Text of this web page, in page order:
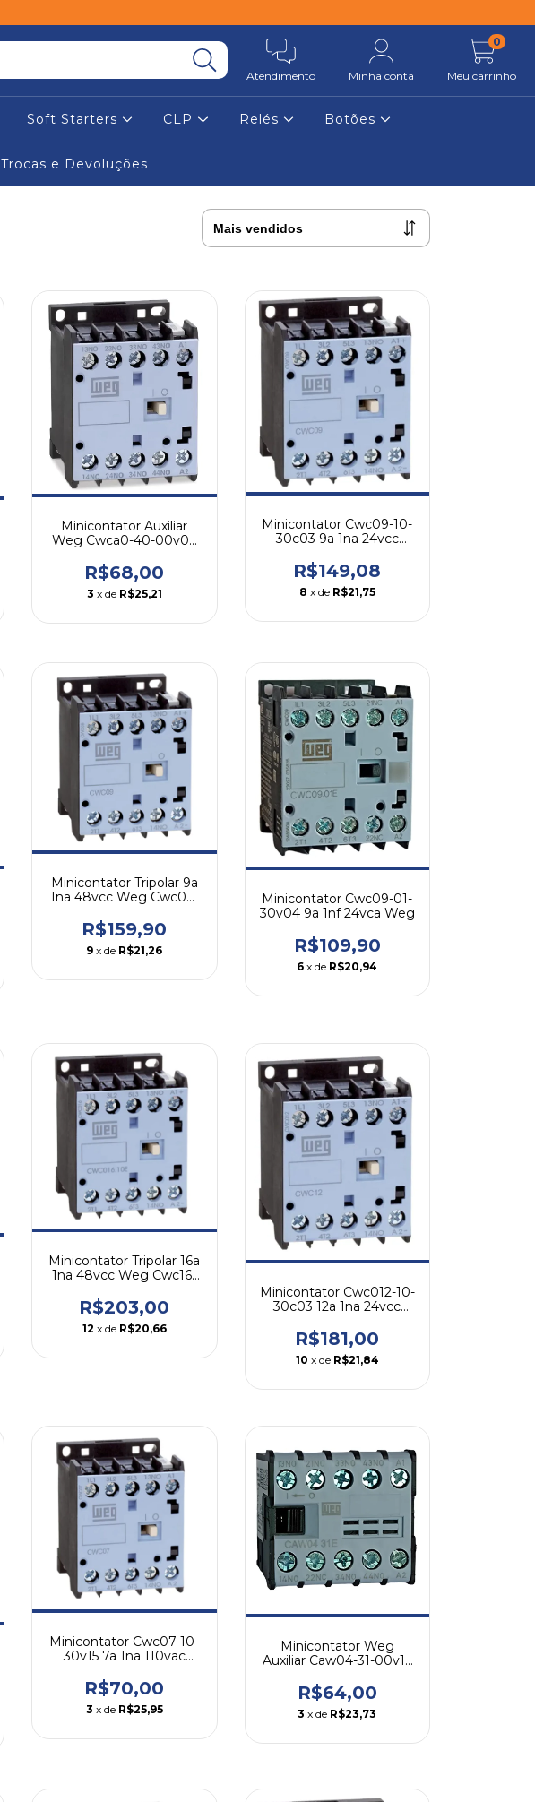
Atendimento Minha conta Meu carrinho
0
Soft Starters CLP Relés Botões
Trocas e Devoluções
Minicontator Auxiliar
Weg Cwca0-40-00v04
R$68,00
3 x de R$25,21
Minicontator Cwc09-10-
30c03 9a 1na 24vcc
R$149,08
8 x de R$21,75
Minicontator Tripolar 9a
1na 48vcc Weg Cwc09-
R$159,90
9 x de R$21,26
Minicontator Cwc09-01-
30v04 9a 1nf 24vca Weg
R$109,90
6 x de R$20,94
Minicontator Tripolar 16a
1na 48vcc Weg Cwc16-
R$203,00
12 x de R$20,66
Minicontator Cwc012-10-
30c03 12a 1na 24vcc
R$181,00
10 x de R$21,84
Minicontator Cwc07-10-
30v15 7a 1na 110vac
R$70,00
3 x de R$25,95
Minicontator Weg
Auxiliar Caw04-31-00v16
R$64,00
3 x de R$23,73